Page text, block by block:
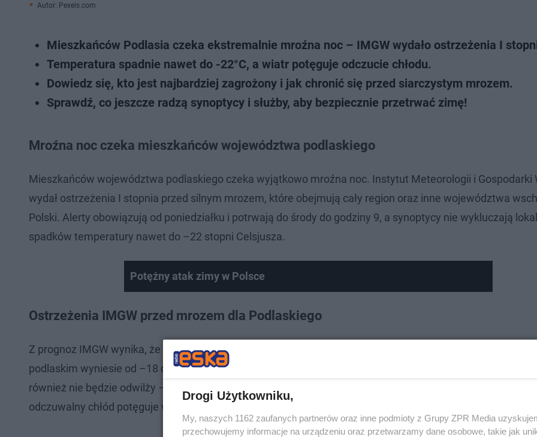
Autor: Pexels.com
Mieszkańców Podlasia czeka ekstremalnie mroźna noc – IMGW wydało ostrzeżenia I
Temperatura spadnie nawet do -22°C, a wiatr potęguje odczucie chłodu.
Dowiedz się, kto jest najbardziej zagrożony i jak chronić się przed siarczystym mrozem.
Sprawdź, co jeszcze radzą synoptycy i służby, aby bezpiecznie przetrwać zimę!
Mroźna noc czeka mieszkańców województwa podlaskiego
Mieszkańców województwa podlaskiego czeka wyjątkowo mroźna noc. Instytut Meteorologii i Gospodarki
wydał ostrzeżenia I stopnia przed silnym mrozem, które obejmują cały region oraz inne województwa
Polski. Alerty obowiązują od poniedziałku i potrwają do środy do godziny 9, a synoptycy nie wykluczają
spadków temperatury nawet do –22 stopni Celsjusza.
Potężny atak zimy w Polsce
Ostrzeżenia IMGW przed mrozem dla Podlaskiego
Z prognoz IMGW wynika, że w nocy z poniedziałku na wtorek oraz z wtorku na środę temperatura
podlaskim wyniesie od –18 do –15 stopni, a w najchłodniejszych miejscach może być jeszcze zimniej. W
również nie będzie odwilży – maksymalne temperatury mają sięgać od –10 do –7 stopni, lokalnie do –12.
odczuwalny chłód potęguje wiatr wiejący z prędkością od 5 do 15 km/h.
Drogi Użytkowniku,
My, naszych 1162 zaufanych partnerów oraz inne podmioty z Grupy ZPR Media
przechowujemy informacje na urządzeniu oraz przetwarzamy dane osobowe, takie jak